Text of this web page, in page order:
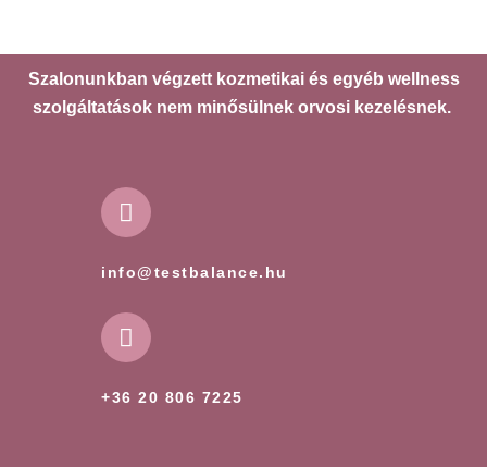
Szalonunkban végzett kozmetikai és egyéb wellness
szolgáltatások nem minősülnek orvosi kezelésnek.
info@testbalance.hu
+36 20 806 7225